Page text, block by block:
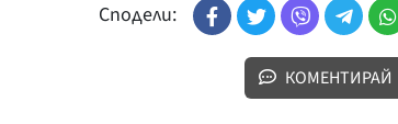
Сподели:
КОМЕНТИРАЙ